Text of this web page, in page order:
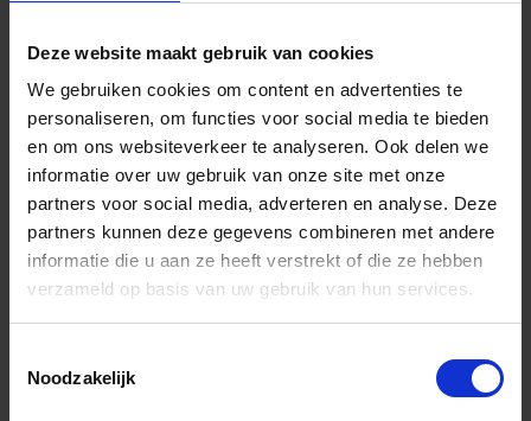
Deze website maakt gebruik van cookies
We gebruiken cookies om content en advertenties te
personaliseren, om functies voor social media te bieden
en om ons websiteverkeer te analyseren. Ook delen we
informatie over uw gebruik van onze site met onze
partners voor social media, adverteren en analyse. Deze
partners kunnen deze gegevens combineren met andere
informatie die u aan ze heeft verstrekt of die ze hebben
verzameld op basis van uw gebruik van hun services.
Noodzakelijk
BWB80HB Bewegingsvoegprofiel
HB -
BWB100PG Bewegingsvoegprofiel
PG -